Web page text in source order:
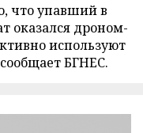
что упавший в
оказался дроном-
используют
БГНЕС.